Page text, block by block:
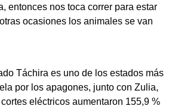
entonces nos toca correr para estar
ocasiones los animales se van
Táchira es uno de los estados más
por los apagones, junto con Zulia,
eléctricos aumentaron 155,9 %